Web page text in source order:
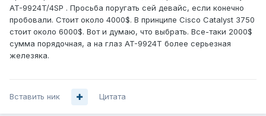
AT-9924T/4SP . Просьба поругать сей девайс, если конечно
пробовали. Стоит около 4000$. В принципе Cisco Catalyst 3750
стоит около 6000$. Вот и думаю, что выбрать. Все-таки 2000$
сумма порядочная, а на глаз AT-9924T более серьезная
железяка.
Вставить ник Цитата